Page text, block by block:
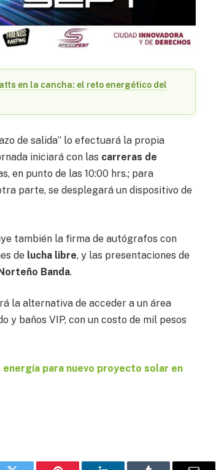
en la cancha: el reto energético del
de salida” lo efectuará la propia
iniciará con las carreras de
en punto de las 10:00 hrs.; para
parte, se desplegará un dispositivo de
también la firma de autógrafos con
de lucha libre, y las presentaciones de
Banda.
la alternativa de acceder a un área
y baños VIP, con un costo de mil pesos
para nuevo proyecto solar en